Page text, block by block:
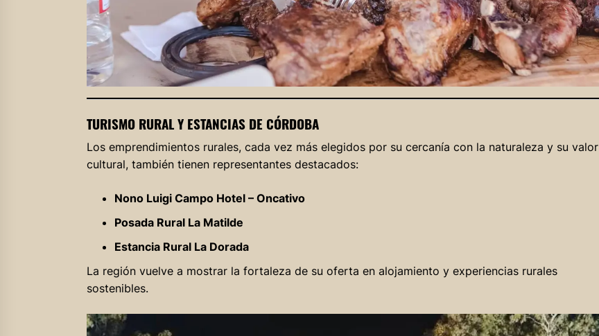
TURISMO RURAL Y ESTANCIAS DE CÓRDOBA
Los emprendimientos rurales, cada vez más elegidos por su cercanía con la naturaleza y su valor
cultural, también tienen representantes destacados:
Nono Luigi Campo Hotel – Oncativo
Posada Rural La Matilde
Estancia Rural La Dorada
La región vuelve a mostrar la fortaleza de su oferta en alojamiento y experiencias rurales
sostenibles.